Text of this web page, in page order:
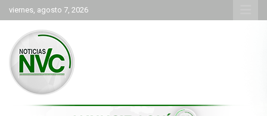
Saltar
al
contenido
viernes, agosto 7, 2026
NVC Noticias